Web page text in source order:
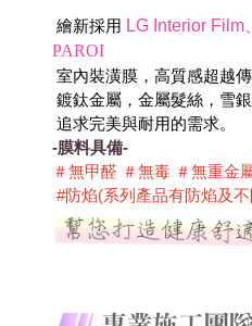
繪新採用 LG Interior Film
PAROI
室內裝潢膜，高質感超越
鍍鈦金屬，金屬髮絲，雪
追求完美與耐用的需求。
-膜料具備-
＃無甲醛 ＃無毒 ＃無重金
#防焰(系列產品有防焰及